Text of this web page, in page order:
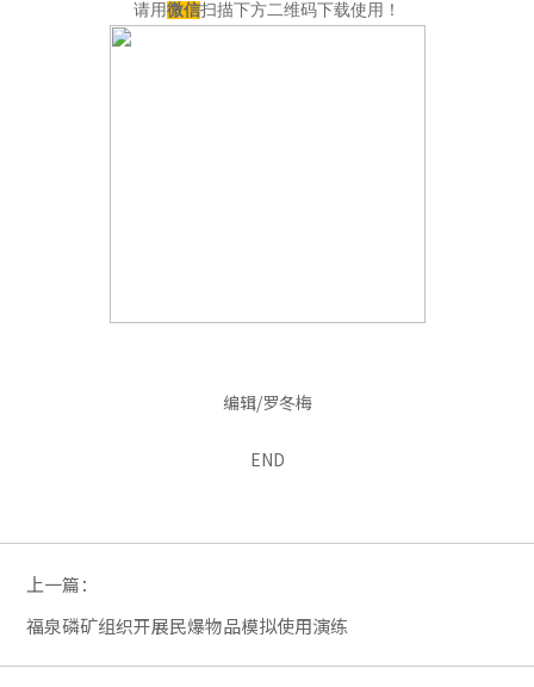
请用微信扫描下方二维码下载使用！
编辑/罗冬梅
END
上一篇：
福泉磷矿组织开展民爆物品模拟使用演练